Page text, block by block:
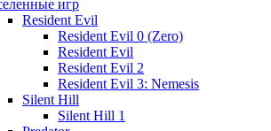
игр
Resident Evil
Resident Evil 0 (Zero)
Resident Evil
Resident Evil 2
Resident Evil 3: Nemesis
Silent Hill
Silent Hill 1